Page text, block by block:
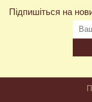
Підпишіться на